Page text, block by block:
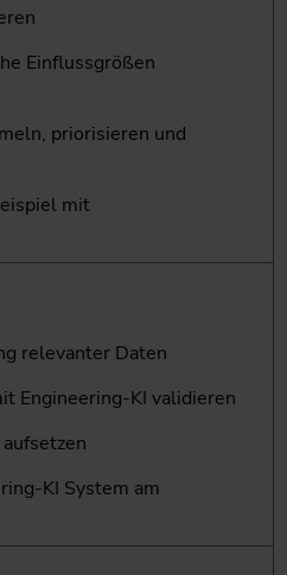
Einflussgrößen
priorisieren und
mit
relevanter Daten
Engineering-KI validieren
KI System am